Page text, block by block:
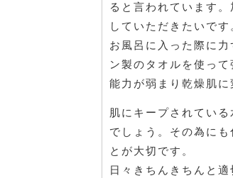
ると言われています
していただきたいです
お風呂に入った際に
ン製のタオルを使っ
能力が弱まり乾燥肌に
肌にキープされてい
でしょう。その為に
とが大切です。
日々きちんきちんと